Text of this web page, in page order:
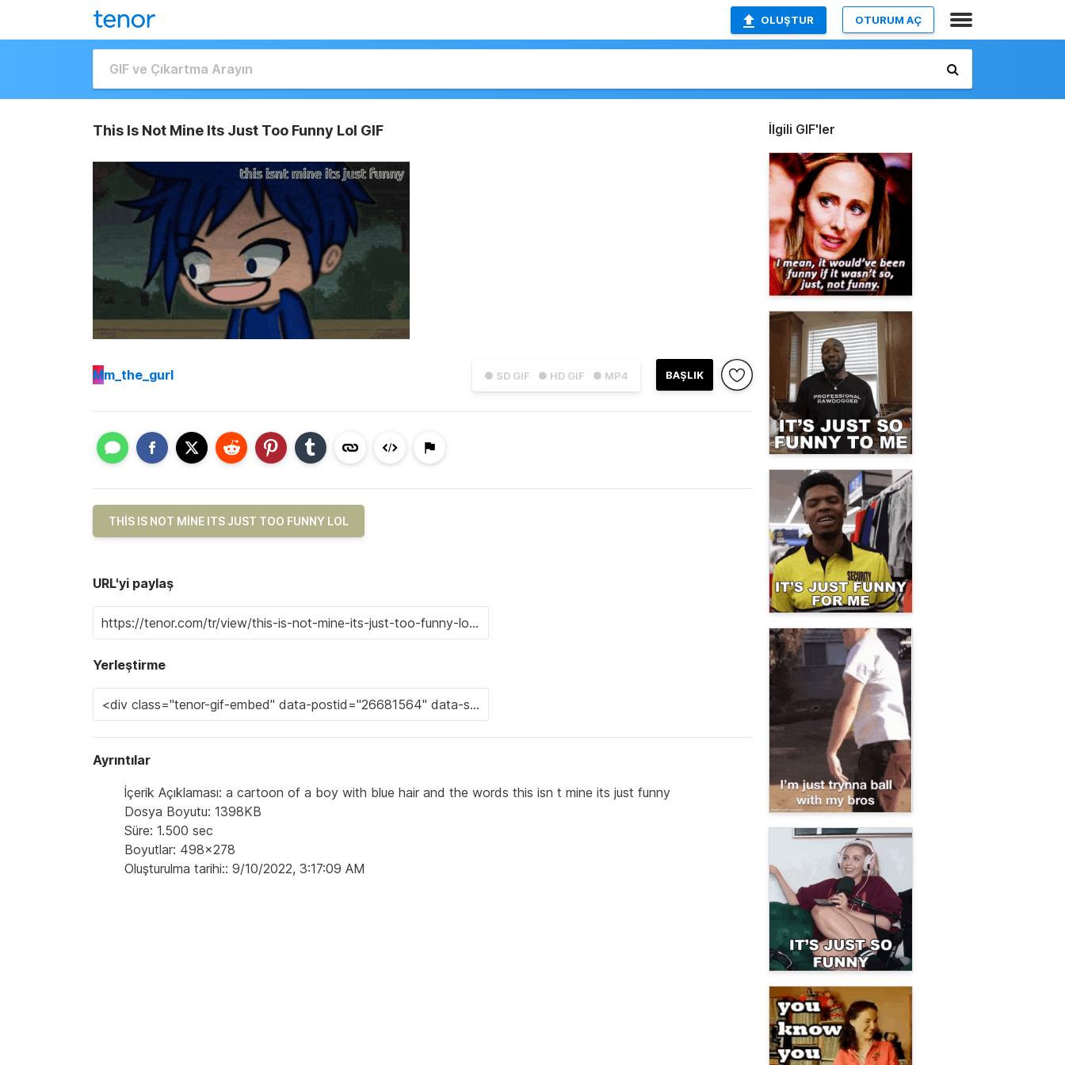
OLUŞTUR OTURUM AÇ
This Is Not Mine Its Just Too Funny Lol GIF
● SD GIF ● HD GIF ● MP4 BAŞLIK
Mm_the_gurl
THIS IS NOT MINE ITS JUST TOO FUNNY LOL
URL'yi paylaş
Yerleştirme
Ayrıntılar
İçerik Açıklaması: a cartoon of a boy with blue hair and the words this isn t mine its just funny
Dosya Boyutu: 1398KB
Süre: 1.500 sec
Boyutlar: 498x278
Oluşturulma tarihi:: 9/10/2022, 3:17:09 AM
İlgili GIF'ler